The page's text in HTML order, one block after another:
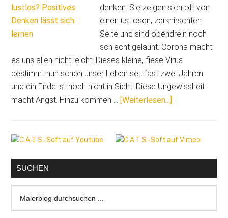
denken. Sie zeigen sich oft von
einer lustlosen, zerknirschten
Seite und sind obendrein noch
schlecht gelaunt. Corona macht
es uns allen nicht leicht. Dieses kleine, fiese Virus
bestimmt nun schon unser Leben seit fast zwei Jahren
und ein Ende ist noch nicht in Sicht. Diese Ungewissheit
macht Angst. Hinzu kommen … [Weiterlesen...]
lustlos?
lässt
Seitenspalte
SUCHEN
durchsuchen